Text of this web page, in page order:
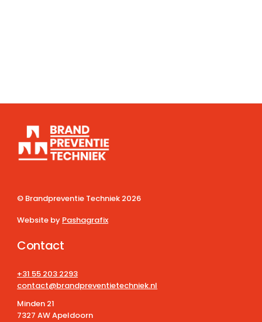
© Brandpreventie Techniek 2026
Website by Pashagrafix
Contact
+31 55 203 2293
contact@brandpreventietechniek.nl
Minden 21
7327 AW Apeldoorn